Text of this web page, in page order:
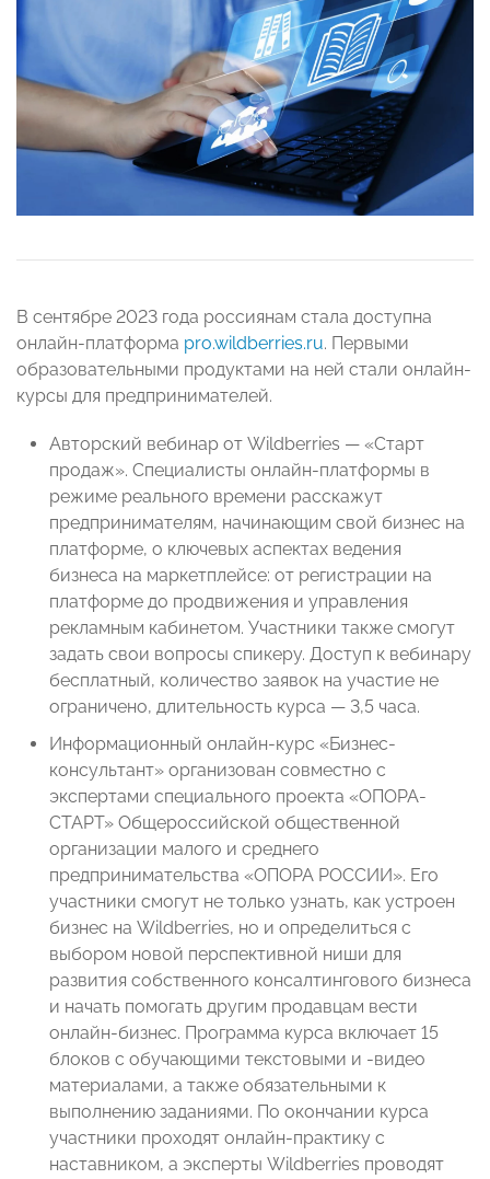
В сентябре 2023 года россиянам стала доступна
онлайн-платформа pro.wildberries.ru. Первыми
образовательными продуктами на ней стали онлайн-
курсы для предпринимателей.
Авторский вебинар от Wildberries — «Старт
продаж». Специалисты онлайн-платформы в
режиме реального времени расскажут
предпринимателям, начинающим свой бизнес на
платформе, о ключевых аспектах ведения
бизнеса на маркетплейсе: от регистрации на
платформе до продвижения и управления
рекламным кабинетом. Участники также смогут
задать свои вопросы спикеру. Доступ к вебинару
бесплатный, количество заявок на участие не
ограничено, длительность курса — 3,5 часа.
Информационный онлайн-курс «Бизнес-
консультант» организован совместно с
экспертами специального проекта «ОПОРА-
СТАРТ» Общероссийской общественной
организации малого и среднего
предпринимательства «ОПОРА РОССИИ». Его
участники смогут не только узнать, как устроен
бизнес на Wildberries, но и определиться с
выбором новой перспективной ниши для
развития собственного консалтингового бизнеса
и начать помогать другим продавцам вести
онлайн-бизнес. Программа курса включает 15
блоков с обучающими текстовыми и -видео
материалами, а также обязательными к
выполнению заданиями. По окончании курса
участники проходят онлайн-практику с
наставником, а эксперты Wildberries проводят